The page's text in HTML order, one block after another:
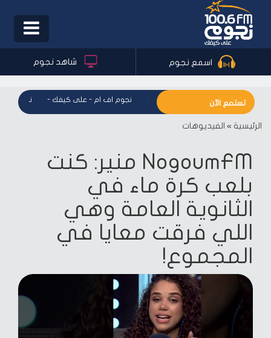
Toggle
اسمع نجوم شاهد نجوم
تستمع الآن -نجوم اف ام - على كيفك - نجوم اف ام - على كيفك نجوم اف
الرئيسية » الفيديوهات
NogoumFM منير: كنت
بلعب كرة ماء في
الثانوية العامة وهي
اللي فرقت معايا في
المجموع!